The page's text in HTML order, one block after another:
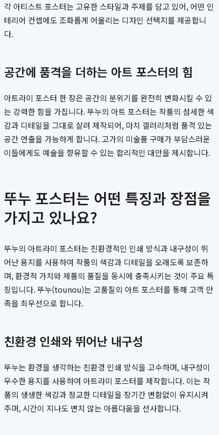
각 아티스트 포스터는 고유한 스타일과 주제를 담고 있어, 어떤 인
테리어 컨셉에도 조화롭게 어울리는 디자인 선택지를 제공합니
다.
공간에 품격을 더하는 아트 포스터의 힘
아트라미 포스터 한 장은 공간의 분위기를 완전히 변화시킬 수 있
는 강력한 힘을 가집니다. 뚜누의 아트 포스터는 작품의 섬세한 색
감과 디테일을 그대로 살려 제작되어, 마치 갤러리처럼 품격 있는
공간 연출을 가능하게 합니다. 고가의 미술품 구매가 부담스러운
이들에게도 예술을 향유할 수 있는 합리적인 대안을 제시합니다.
뚜누 포스터는 어떤 특징과 장점을
가지고 있나요?
뚜누의 아트라미 포스터는 친환경적인 인쇄 방식과 내구성이 뛰
어난 용지를 사용하여 작품의 색감과 디테일을 오래도록 보존하
며, 환경적 가치와 제품의 품질을 동시에 충족시키는 것이 주요 특
징입니다. 뚜누(tounou)는 고품질의 아트 포스터를 통해 고객 만
족을 최우선으로 합니다.
친환경 인쇄와 뛰어난 내구성
뚜누는 환경을 생각하는 친환경 인쇄 방식을 고수하며, 내구성이
우수한 용지를 사용하여 아트라미 포스터를 제작합니다. 이는 작
품의 생생한 색감과 정교한 디테일을 장기간 변함없이 유지시켜
주며, 시간이 지나도 변치 않는 아름다움을 선사합니다.